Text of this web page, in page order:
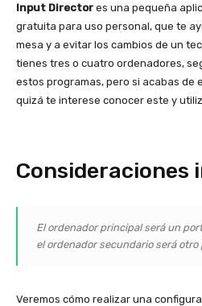
Input Director es una pequeña
gratuita para uso personal, que te
mesa y a evitar los cambios de un
tienes tres o cuatro ordenadores,
estos programas, pero si acabas de
quizá te interese conocer este y
Consideraciones
El ordenador principal será un
el ordenador secundario será otro
Veremos cómo realizar una